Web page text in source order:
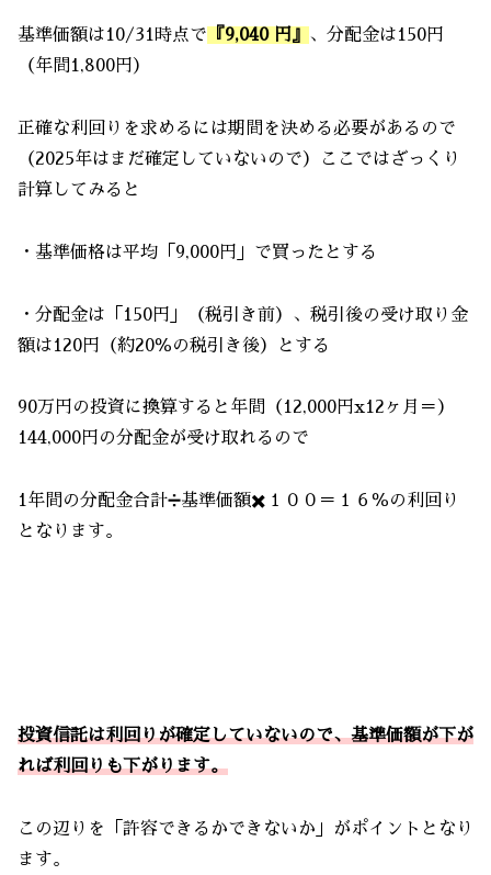
基準価額は10/31時点で 『9,040 円』 、分配金は150円
（年間1,800円）
正確な利回りを求めるには期間を決める必要があるので
（2025年はまだ確定していないので）ここではざっくり
計算してみると
・基準価格は平均「9,000円」で買ったとする
・分配金は「150円」（税引き前）、税引後の受け取り金
額は120円（約20％の税引き後）とする
90万円の投資に換算すると年間（12,000円x12ヶ月＝）
144,000円の分配金が受け取れるので
1年間の分配金合計➗基準価額✖️１００＝１６％の利回り
となります。
投資信託は利回りが確定していないので、基準価額が下が
れば利回りも下がります。
この辺りを「許容できるかできないか」がポイントとなり
ます。